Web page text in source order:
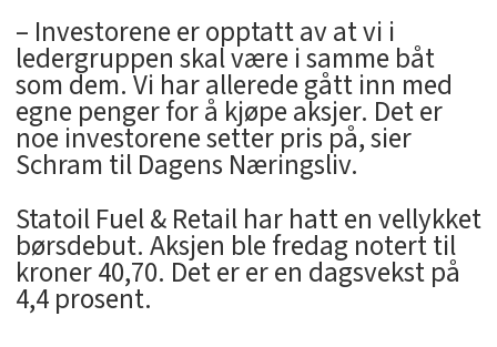
– Investorene er opptatt av at vi i
ledergruppen skal være i samme båt
som dem. Vi har allerede gått inn med
egne penger for å kjøpe aksjer. Det er
noe investorene setter pris på, sier
Schram til Dagens Næringsliv.
Statoil Fuel & Retail har hatt en vellykket
børsdebut. Aksjen ble fredag notert til
kroner 40,70. Det er er en dagsvekst på
4,4 prosent.